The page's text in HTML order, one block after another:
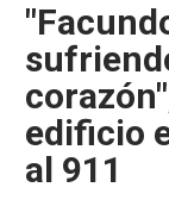
edificio
al 911